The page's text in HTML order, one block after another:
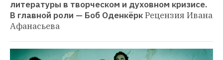
литературы в творческом и духовном кризисе.
В главной роли — Боб ОденкёркРецензия Ивана
Афанасьева